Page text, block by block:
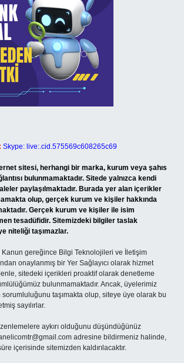
Skype: live:.cid.575569c608265c69
sitesi, herhangi bir marka, kurum veya şahıs
bulunmamaktadır. Sitede yalnızca kendi
paylaşılmaktadır. Burada yer alan içerikler
olup, gerçek kurum ve kişiler hakkında
Gerçek kurum ve kişiler ile isim
tesadüfidir. Sitemizdeki bilgiler taslak
niteliği taşımazlar.
Kanun gereğince Bilgi Teknolojileri ve İletişim
onaylanmış bir Yer Sağlayıcı olarak hizmet
sitedeki içerikleri proaktif olarak denetleme
bulunmamaktadır. Ancak, üyelerimiz
sorumluluğunu taşımakta olup, siteye üye olarak bu
sayılırlar.
aykırı olduğunu düşündüğünüz
adresine bildirmeniz halinde,
içerisinde sitemizden kaldırılacaktır.